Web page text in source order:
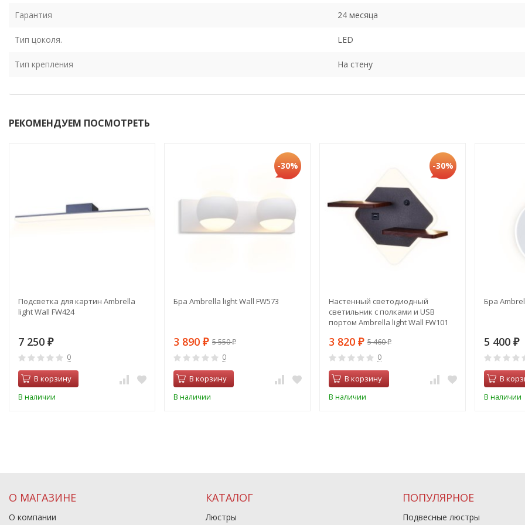
Гарантия 24 месяца
Тип цоколя. LED
Тип крепления На стену
РЕКОМЕНДУЕМ ПОСМОТРЕТЬ
Подсветка для картин Ambrella
light Wall FW424
7 250 ₽
0
В корзину
В наличии
-30%
Бра Ambrella light Wall FW573
3 890 ₽ 5 550₽
0
В корзину
В наличии
-30%
Настенный светодиодный
светильник с полками и USB
портом Ambrella light Wall FW101
3 820 ₽ 5 460₽
0
В корзину
В наличии
Бра
5 400 ₽
В
В наличии
О МАГАЗИНЕ
О компании
КАТАЛОГ
Люстры
ПОПУЛЯРНОЕ
Подвесные люстры